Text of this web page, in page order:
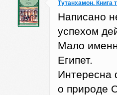
Тутанхамон. Книга
Написано
успехом
Мало
Египет.
Интересна
о природе